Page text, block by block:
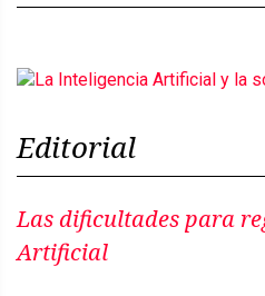
Editorial
Las dificultades para
Artificial